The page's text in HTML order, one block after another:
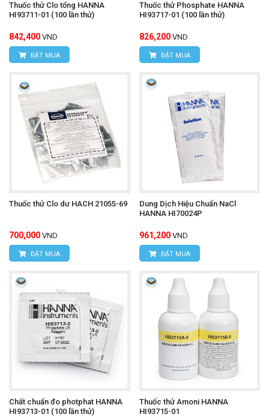
Thuốc thử Clo tổng HANNA
HI93711-01 (100 lần thử)
842,400 VND
ĐẶT MUA
Thuốc thử Phosphate HANNA
HI93717-01 (100 lần thử)
826,200 VND
ĐẶT MUA
Thuốc thử Clo dư HACH 21055-69
700,000 VND
ĐẶT MUA
Dung Dịch Hiệu Chuẩn NaCl
HANNA HI70024P
961,200 VND
ĐẶT MUA
Chất chuẩn đo photphat HANNA
HI93713-01 (100 lần thử)
Thuốc thử Amoni HANNA
HI93715-01